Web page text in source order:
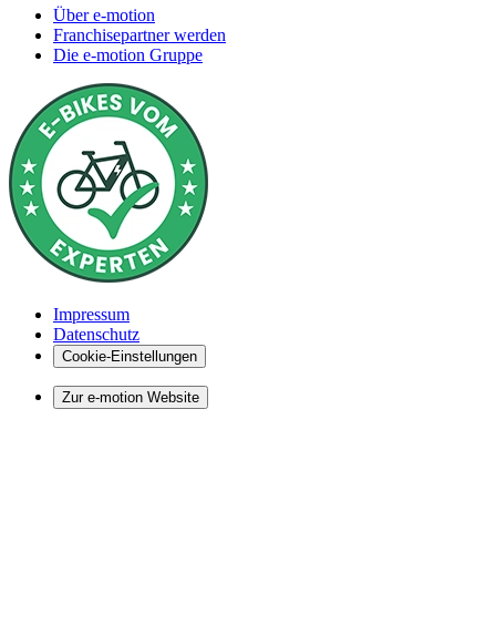
Über e-motion
Franchisepartner werden
Die e-motion Gruppe
Impressum
Datenschutz
Cookie-Einstellungen
Zur e-motion Website